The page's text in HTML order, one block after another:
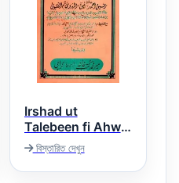
Irshad ut
Talebeen fi Ahwal
Al Musannifeen
ارشاد الطالبین فی
احوال المصنفین
বিস্তারিত দেখুন